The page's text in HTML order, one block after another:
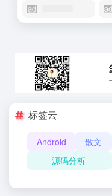
标签云
Android 散文
源码分析